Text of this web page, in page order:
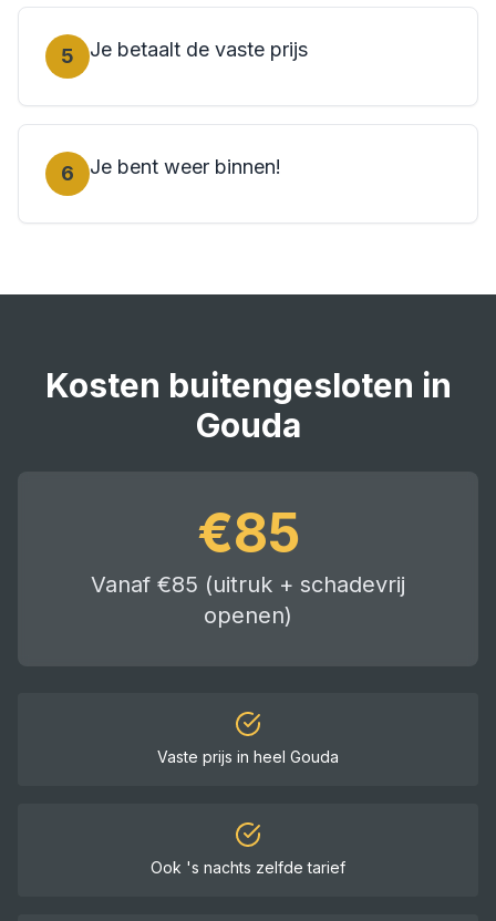
5 Je betaalt de vaste prijs
6 Je bent weer binnen!
Kosten buitengesloten in
Gouda
€85
Vanaf €85 (uitruk + schadevrij
openen)
Vaste prijs in heel Gouda
Ook 's nachts zelfde tarief